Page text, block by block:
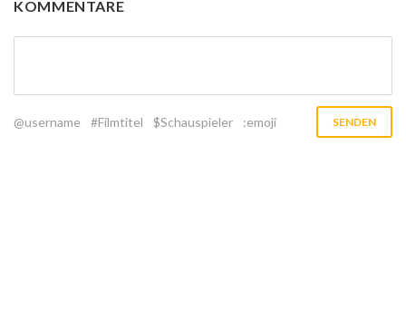
KOMMENTARE
@username #Filmtitel $Schauspieler :emoji